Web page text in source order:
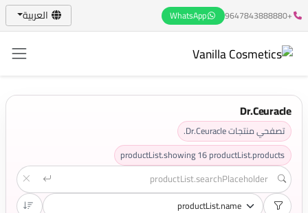
+9647843888880
WhatsApp العربية
Dr.Ceuracle
تصفحي منتجات Dr.Ceuracle.
productList.showing16productList.products